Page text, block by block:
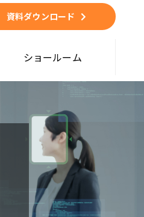
資料ダウンロード
ショールーム